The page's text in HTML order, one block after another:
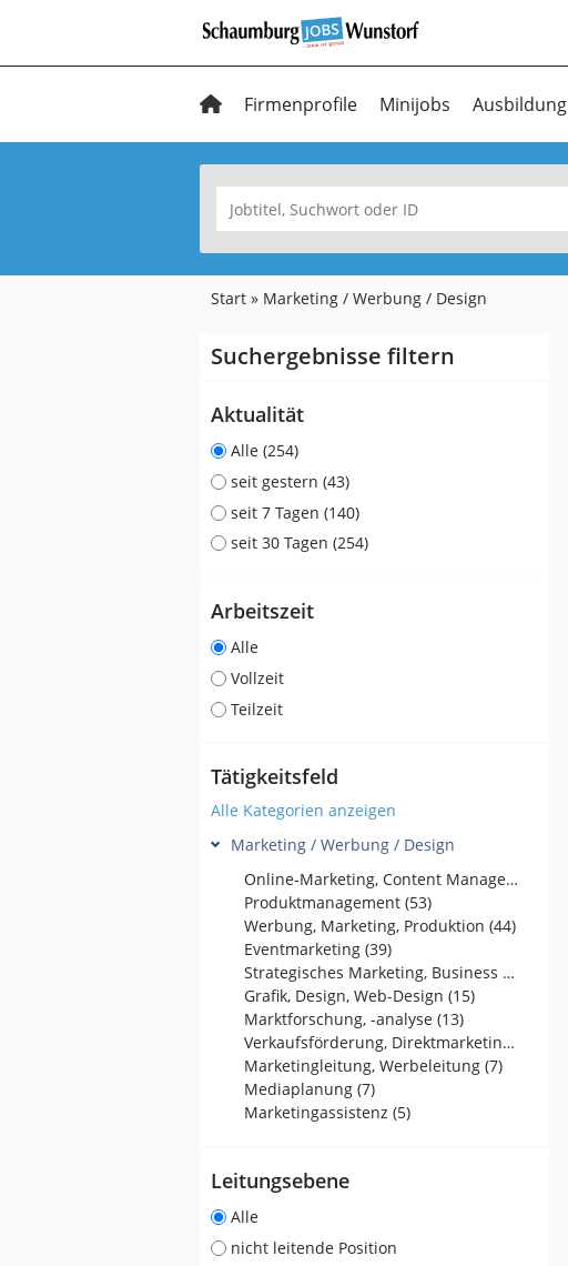
Firmenprofile Minijobs Ausbildung
Start Marketing / Werbung / Design
Suchergebnisse filtern
Aktualität
Alle (254)
seit gestern (43)
seit 7 Tagen (140)
seit 30 Tagen (254)
Arbeitszeit
Alle
Vollzeit
Teilzeit
Tätigkeitsfeld
Alle Kategorien anzeigen
Marketing / Werbung / Design
Online-Marketing, Content Management, E-Commerce (91)
Produktmanagement (53)
Werbung, Marketing, Produktion (44)
Eventmarketing (39)
Strategisches Marketing, Business Development (34)
Grafik, Design, Web-Design (15)
Marktforschung, -analyse (13)
Verkaufsförderung, Direktmarketing (13)
Marketingleitung, Werbeleitung (7)
Mediaplanung (7)
Marketingassistenz (5)
Leitungsebene
Alle
nicht leitende Position